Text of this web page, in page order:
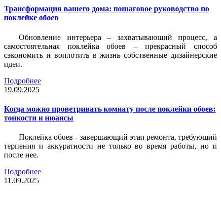
Трансформация вашего дома: пошаговое руководство по
поклейке обоев
Обновление интерьера – захватывающий процесс, а
самостоятельная поклейка обоев – прекрасный способ
сэкономить и воплотить в жизнь собственные дизайнерские
идеи.
Подробнее
19.09.2025
Когда можно проветривать комнату после поклейки обоев:
тонкости и нюансы
Поклейка обоев - завершающий этап ремонта, требующий
терпения и аккуратности не только во время работы, но и
после нее.
Подробнее
11.09.2025